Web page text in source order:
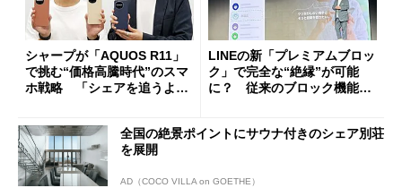
シャープが「AQUOS R11」
で挑む“価格高騰時代”のスマ
ホ戦略 「シェアを追うより
LINEの新「プレミアムブロッ
ク」で完全な“絶縁”が可能
に？ 従来のブロック機能と
全国の絶景ポイントにサウナ付きのシェア別荘
を展開
AD（COCO VILLA on GOETHE）